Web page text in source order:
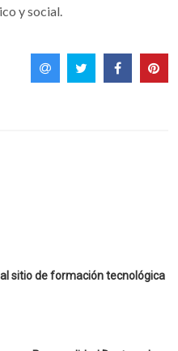
y social.
sitio de formación tecnológica